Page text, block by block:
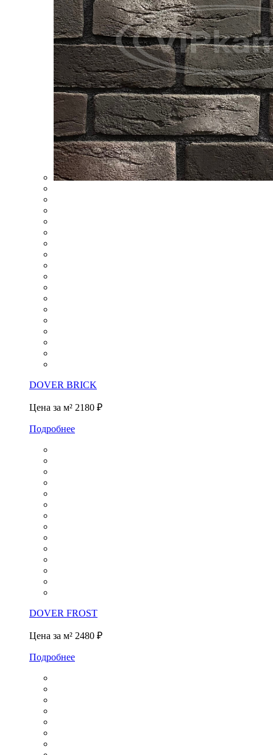
DOVER BRICK
Цена за м² 2180 ₽
Подробнее
DOVER FROST
Цена за м² 2480 ₽
Подробнее